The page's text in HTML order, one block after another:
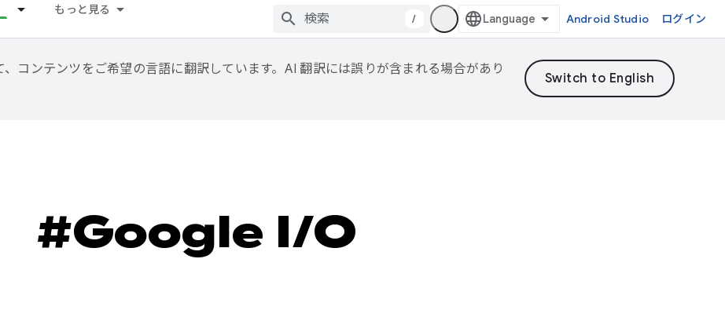
もっと見る
/ Android Studio ログイン
コンテンツをご希望の言語に翻訳しています。AI 翻訳には誤りが含まれる場合があり
#Google I/O